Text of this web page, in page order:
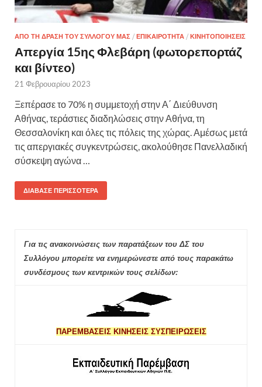
ΑΠΟ ΤΗ ΔΡΑΣΗ ΤΟΥ ΣΥΛΛΟΓΟΥ ΜΑΣ / ΕΠΙΚΑΙΡΟΤΗΤΑ / ΚΙΝΗΤΟΠΟΙΗΣΕΙΣ
Απεργία 15ης Φλεβάρη (φωτορεπορτάζ
και βίντεο)
21 Φεβρουαρίου 2023
Ξεπέρασε το 70% η συμμετοχή στην Α΄ Διεύθυνση
Αθήνας, τεράστιες διαδηλώσεις στην Αθήνα, τη
Θεσσαλονίκη και όλες τις πόλεις της χώρας. Αμέσως μετά
τις απεργιακές συγκεντρώσεις, ακολούθησε Πανελλαδική
σύσκεψη αγώνα …
ΔΙΆΒΑΣΕ ΠΕΡΙΣΣΌΤΕΡΑ
Για τις ανακοινώσεις των παρατάξεων του ΔΣ του
Συλλόγου μπορείτε να ενημερώνεστε από τους παρακάτω
συνδέσμους των κεντρικών τους σελίδων:
ΠΑΡΕΜΒΑΣΕΙΣ ΚΙΝΗΣΕΙΣ ΣΥΣΠΕΙΡΩΣΕΙΣ